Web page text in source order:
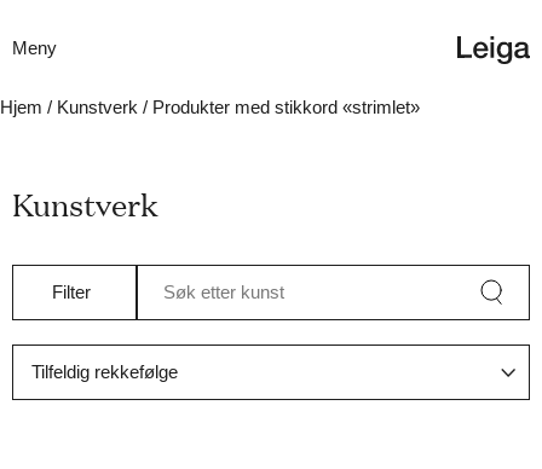
Meny
Hjem / Kunstverk / Produkter med stikkord «strimlet»
Kunstverk
Filter Søk etter kunst